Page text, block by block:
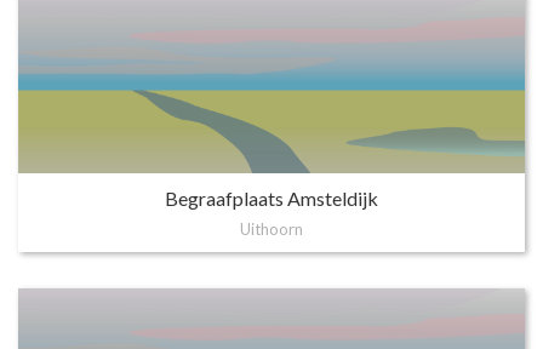
Begraafplaats Amsteldijk
Uithoorn